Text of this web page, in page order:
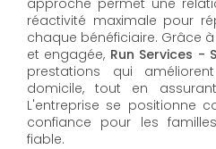
approche permet une
réactivité maximale pour
chaque bénéficiaire. Grâce
et engagée, Run Services -
prestations qui
domicile, tout en
L'entreprise se positionne
confiance pour les
fiable.